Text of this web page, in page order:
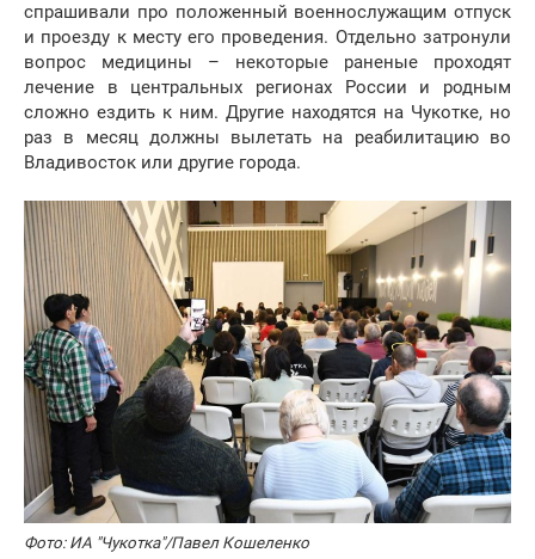
спрашивали про положенный военнослужащим отпуск
и проезду к месту его проведения. Отдельно затронули
вопрос медицины – некоторые раненые проходят
лечение в центральных регионах России и родным
сложно ездить к ним. Другие находятся на Чукотке, но
раз в месяц должны вылетать на реабилитацию во
Владивосток или другие города.
Фото: ИА "Чукотка"/Павел Кошеленко